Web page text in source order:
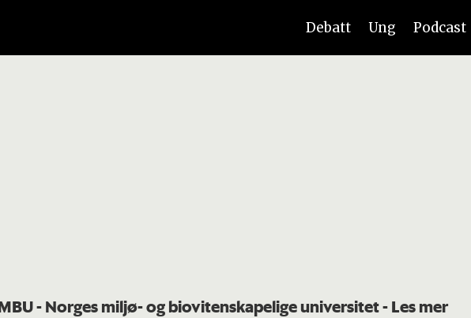
Debatt Ung Podcast
- Norges miljø- og biovitenskapelige universitet- Les mer